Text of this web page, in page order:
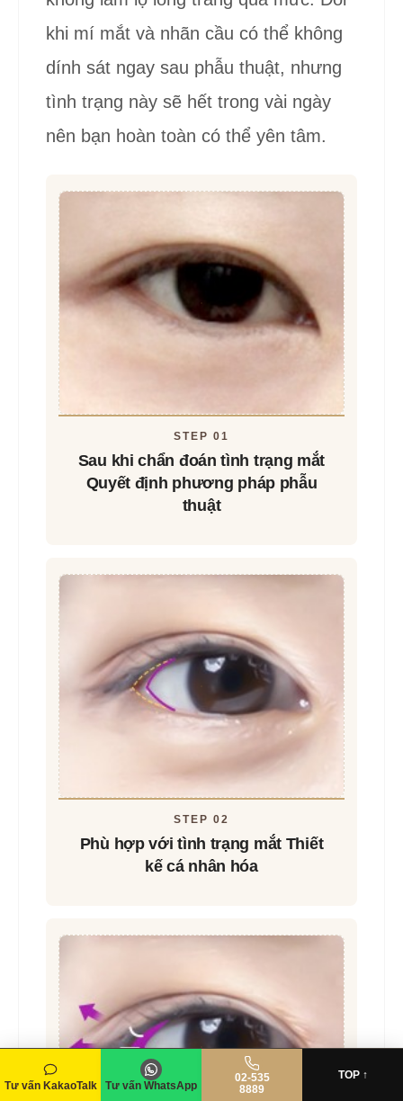
METHOD B
Mở góc mắt
ngoài · Mở
góc mắt
dưới
Chỉ định phẫu thuật
thực tế khoảng 30%
— Chỉ tiến hành sau
Chúng tôi sẽ kiểm tra tình trạng mắt
có phù hợp để mở góc mắt ngoài·dưới
hay không trước khi thiết kế cá nhân
hóa. Thực tế, tỷ lệ phẫu thuật mang lại
hiệu quả và dáng mắt đẹp chỉ chiếm
khoảng 30%%. Chúng tôi giúp đôi mắt
to và rõ nét một cách tự nhiên mà
dính sát ngay sau phẫu thuật, nhưng
tình trạng này sẽ hết trong vài ngày
nên bạn hoàn toàn có thể yên tâm.
Sau khi chẩn đoán tình trạng mắt
Quyết định phương pháp phẫu
thuật
Tư vấn KakaoTalk Tư vấn WhatsApp
02-535
8889
TOP ↑